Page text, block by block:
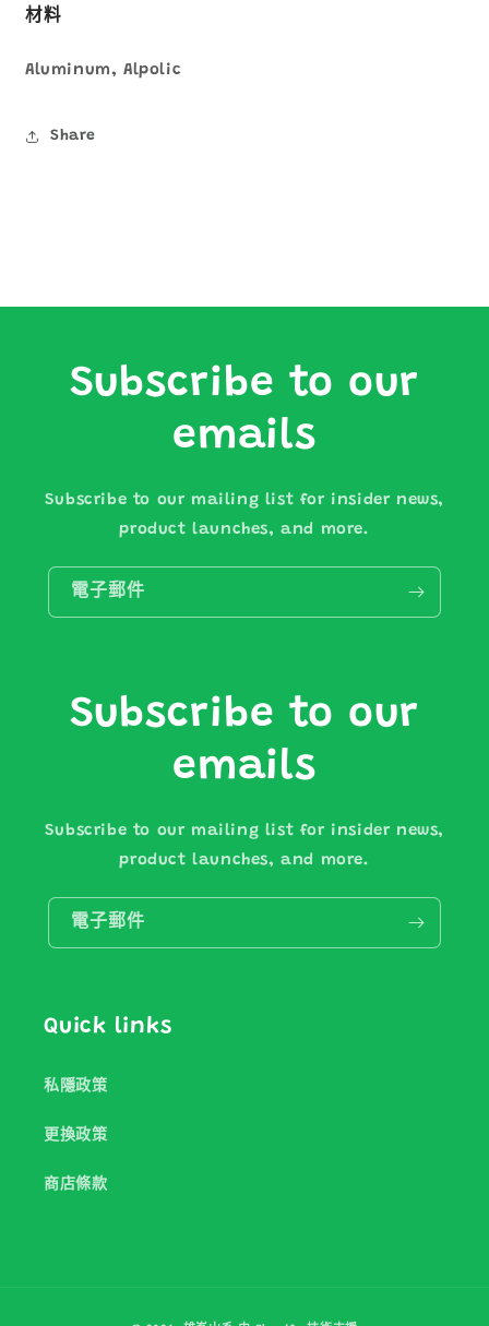
材料
Aluminum, Alpolic
Share
Subscribe to our
emails
Subscribe to our mailing list for insider news,
product launches, and more.
電子郵件
Subscribe to our
emails
Subscribe to our mailing list for insider news,
product launches, and more.
電子郵件
Quick links
私隱政策
更換政策
商店條款
付